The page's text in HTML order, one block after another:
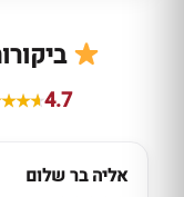
4.7
אליה בר שלום